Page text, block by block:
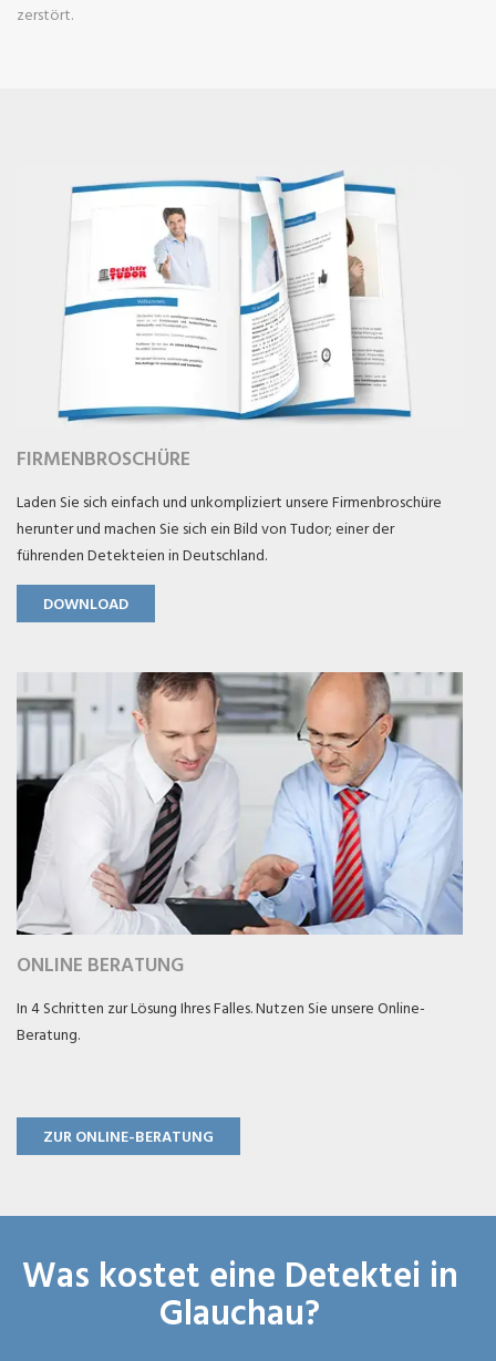
zerstört.
FIRMENBROSCHÜRE
Laden Sie sich einfach und unkompliziert unsere Firmenbroschüre
herunter und machen Sie sich ein Bild von Tudor; einer der
führenden Detekteien in Deutschland.
DOWNLOAD
ONLINE BERATUNG
In 4 Schritten zur Lösung Ihres Falles. Nutzen Sie unsere Online-
Beratung.
ZUR ONLINE-BERATUNG
Was kostet eine Detektei in
Glauchau?